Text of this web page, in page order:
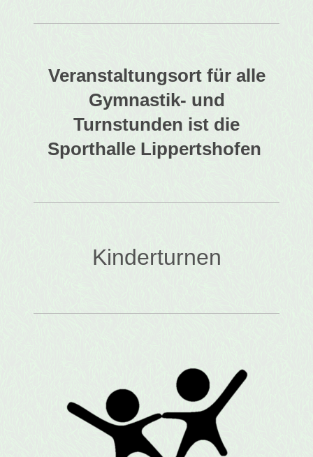
Veranstaltungsort für alle
Gymnastik- und
Turnstunden ist die
Sporthalle Lippertshofen
Kinderturnen